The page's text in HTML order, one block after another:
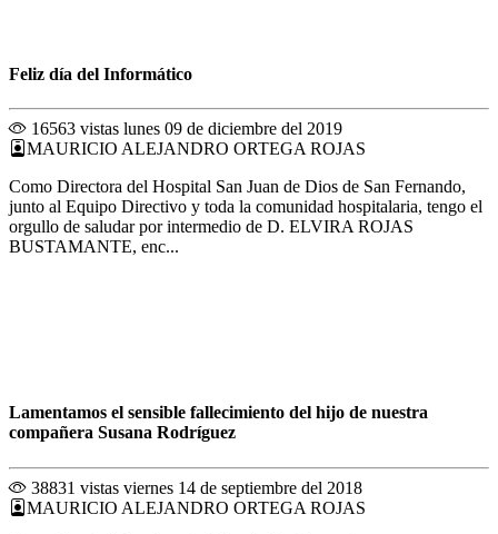
Feliz día del Informático
16563 vistas lunes 09 de diciembre del 2019
MAURICIO ALEJANDRO ORTEGA ROJAS
Como Directora del Hospital San Juan de Dios de San Fernando,
junto al Equipo Directivo y toda la comunidad hospitalaria, tengo el
orgullo de saludar por intermedio de D. ELVIRA ROJAS
BUSTAMANTE, enc...
Lamentamos el sensible fallecimiento del hijo de nuestra
compañera Susana Rodríguez
38831 vistas viernes 14 de septiembre del 2018
MAURICIO ALEJANDRO ORTEGA ROJAS